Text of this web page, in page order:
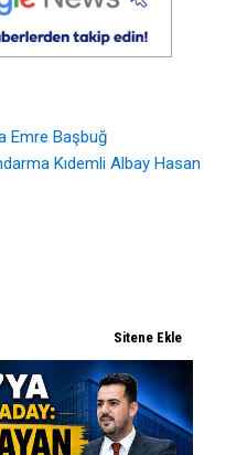
Emre Başbuğ
Kıdemli Albay Hasan